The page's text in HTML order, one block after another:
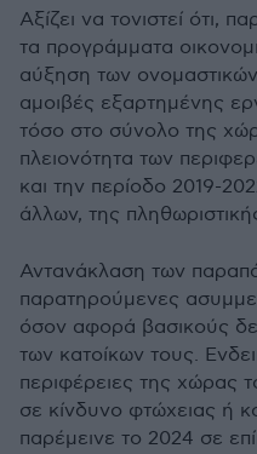
Αξίζει να τονιστεί ότι,
τα προγράμματα
αύξηση των
αμοιβές εξαρτημένης
τόσο στο σύνολο της
πλειονότητα των
και την περίοδο 2019-
άλλων, της
Αντανάκλαση των
παρατηρούμενες
όσον αφορά βασικούς
των κατοίκων τους.
περιφέρειες της χώρας
σε κίνδυνο φτώχειας ή
παρέμεινε το 2024 σε